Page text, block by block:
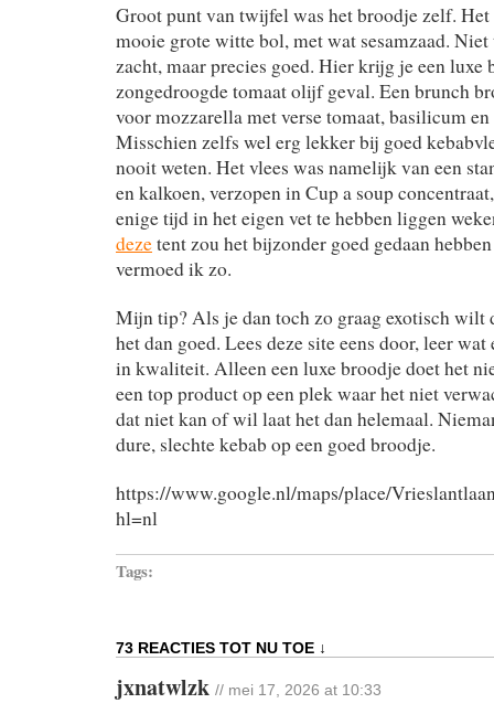
Groot punt van twijfel was het broodje zelf.
mooie grote witte bol, met wat sesamzaad.
zacht, maar precies goed. Hier krijg je een luxe
zongedroogde tomaat olijf geval. Een brunch
voor mozzarella met verse tomaat, basilicum
Misschien zelfs wel erg lekker bij goed
nooit weten. Het vlees was namelijk van een
en kalkoen, verzopen in Cup a soup
enige tijd in het eigen vet te hebben liggen
dezetent zou het bijzonder goed gedaan
vermoed ik zo.
Mijn tip? Als je dan toch zo graag exotisch wilt
het dan goed. Lees deze site eens door, leer wat
in kwaliteit. Alleen een luxe broodje doet het
een top product op een plek waar het niet
dat niet kan of wil laat het dan helemaal.
dure, slechte kebab op een goed broodje.
https://www.google.nl/maps/place/
hl=nl
Tags:
73 REACTIES TOT NU TOE ↓
jxnatwlzk // mei 17, 2026 at 10:33